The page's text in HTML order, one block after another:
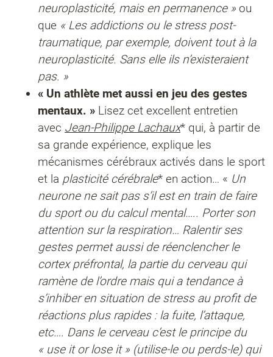
neuroplasticité, mais en permanence » ou
que « Les addictions ou le stress post-
traumatique, par exemple, doivent tout à la
neuroplasticité. Sans elle ils n’existeraient
pas. »
« Un athlète met aussi en jeu des gestes
mentaux. » Lisez cet excellent entretien
avec Jean-Philippe Lachaux* qui, à partir de
sa grande expérience, explique les
mécanismes cérébraux activés dans le sport
et la plasticité cérébrale* en action… « Un
neurone ne sait pas s’il est en train de faire
du sport ou du calcul mental….. Porter son
attention sur la respiration… Ralentir ses
gestes permet aussi de réenclencher le
cortex préfrontal, la partie du cerveau qui
ramène de l’ordre mais qui a tendance à
s’inhiber en situation de stress au profit de
réactions plus rapides : la fuite, l’attaque,
etc…. Dans le cerveau c’est le principe du
« use it or lose it » (utilise-le ou perds-le) qui